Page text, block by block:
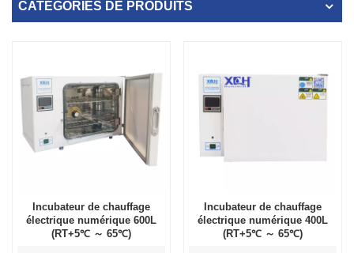
CATÉGORIES DE PRODUITS
Incubateur de chauffage
électrique numérique 600L
(RT+5℃ ～ 65℃)
Incubateur de chauffage
électrique numérique 400L
(RT+5℃ ～ 65℃)